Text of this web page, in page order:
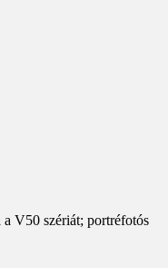
V50 szériát; portréfotós